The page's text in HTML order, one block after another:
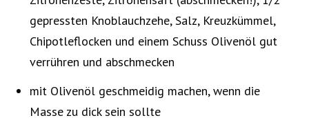
gepressten Knoblauchzehe, Salz, Kreuzkümmel,
Chipotleflocken und einem Schuss Olivenöl gut
verrühren und abschmecken
mit Olivenöl geschmeidig machen, wenn die
Masse zu dick sein sollte